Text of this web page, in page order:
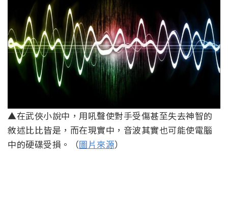
▲在武俠小說中，用吼聲使對手受傷甚至失去神智的
敘述比比皆是，而在現實中，音波其實也可能使電腦
中的硬碟受損。（圖片來源）